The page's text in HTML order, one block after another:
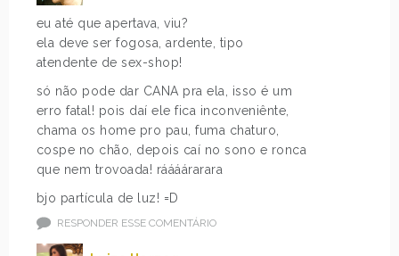
eu até que apertava, viu?
ela deve ser fogosa, ardente, tipo
atendente de sex-shop!
só não pode dar CANA pra ela, isso é um
erro fatal! pois daí ele fica inconveniênte,
chama os home pro pau, fuma chaturo,
cospe no chão, depois caí no sono e ronca
que nem trovoada! ráááárarara
bjo partícula de luz! =D
RESPONDER ESSE COMENTÁRIO